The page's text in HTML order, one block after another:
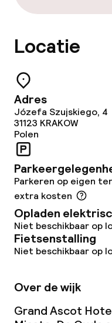
Diner à la
Roomservice
Wasservice
Zakelijke
Beleid
dan 5 kg)
Locatie
Adres
Józefa Szujskiego, 4
31123 KRAKOW
Polen
Parkeren op eigen
extra kosten
Opladen
Niet beschikbaar op
Fietsenstalling
Niet beschikbaar op
Over de wijk
Grand Ascot